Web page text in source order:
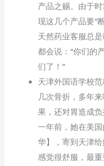
产品之赐。由于
现这几个产品要“
天然药业客服总
都会说：“你们的
们了！”
天津外国语学校
几次骨折，多年
果，还对胃造成负
一年前，她在美
华】，寄到天津
感觉很舒服，最